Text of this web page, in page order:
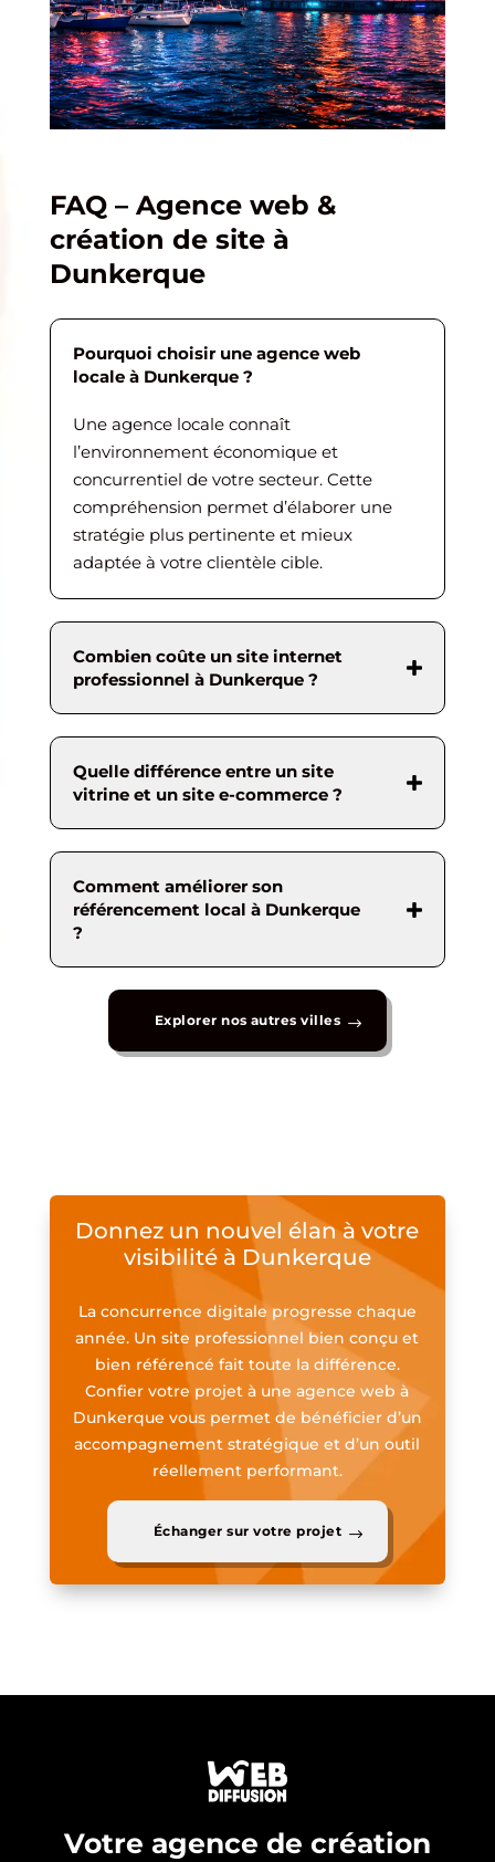
FAQ – Agence web &
création de site à
Dunkerque
Pourquoi choisir une agence web
locale à Dunkerque ?
Une agence locale connaît
l’environnement économique et
concurrentiel de votre secteur. Cette
compréhension permet d’élaborer une
stratégie plus pertinente et mieux
adaptée à votre clientèle cible.
Combien coûte un site internet
professionnel à Dunkerque ?
Quelle différence entre un site
vitrine et un site e-commerce ?
Comment améliorer son
référencement local à Dunkerque
?
Explorer nos autres villes
Donnez un nouvel élan à votre
visibilité à Dunkerque
La concurrence digitale progresse chaque
année. Un site professionnel bien conçu et
bien référencé fait toute la différence.
Confier votre projet à une agence web à
Dunkerque vous permet de bénéficier d’un
accompagnement stratégique et d’un outil
réellement performant.
Échanger sur votre projet
Votre agence de création